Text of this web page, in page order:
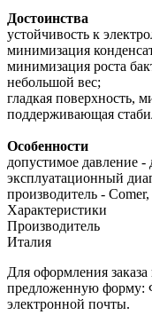
Достоинства
устойчивость к
минимизация
минимизация роста
небольшой вес;
гладкая поверхность,
поддерживающая
Особенности
допустимое давление -
эксплуатационный
производитель -
Характеристики
Производитель
Италия
Для оформления
предложенную форму:
электронной почты.